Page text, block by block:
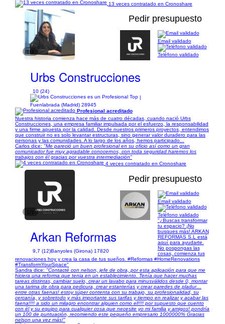
13 veces contratado en Cronoshare
1/2
Pedir presupuesto
Urbs Construcciones
10 (24)
|
Fuenlabrada (Madrid) 28945
Email validado
Teléfono validado
Profesional acreditado
Nuestra historia comienza hace más de cuatro décadas, cuando nació Urbs
Construcciones, una empresa familiar impulsada por el esfuerzo, la responsabilidad
y una firme apuesta por la calidad. Desde nuestros primeros proyectos, entendimos
que construir no es solo levantar estructuras, sino generar valor duradero para las
personas y las comunidades. A lo largo de los años, hemos participado...
Carlos dice: "Me pareció un buen profesional en su oficio así como un gran
comunicador fue muy agradable conocernos, con toda seguridad haremos los
trabajos con él gracias por vuestra intermediación"
4 veces contratado en Cronoshare
Pedir presupuesto
Arkan Reformas
9,7 (12)Banyoles (Girona) 17820
Email validado
Teléfono validado
"¿Buscas transformar
tu espacio? ¡No
busques más! ARKAN
REFORMAS S.L está
aquí para ayudarte.
No pospongas las
cosas, comienza tus
renovaciones hoy y crea la casa de tus sueños. #Reformas #HomeRenovations
#TransformYourSpace"
Sandra dice: "Contacté con nelson, jefe de obra, por esta aplicación para que me
hiciera una reforma que tenia en un establecimiento. Tenía que hacer muchas
tareas distintas, cambiar suelo, crear un lavabo para minusválidos desde 0, montar
una tarima de obra para pedicura, crear estanterías y crear paredes de pladur…
entre otras faenas! estoy súper contenta con su trabajo, su profesionalidad, su
cercanía, y sobretodo y más importante sus tarifas y tiempo en realizar y acabar las
faena!!!! a sido un milagro encontrar alguien como el!!!! por supuesto que cuento
con él y su equipo para cualquier cosa que necesite yo mi familia y amigos! pondría
un 100 de puntuación, recomiendo este pequeño empresario 1000000% Gracias
nelson una vez más!"